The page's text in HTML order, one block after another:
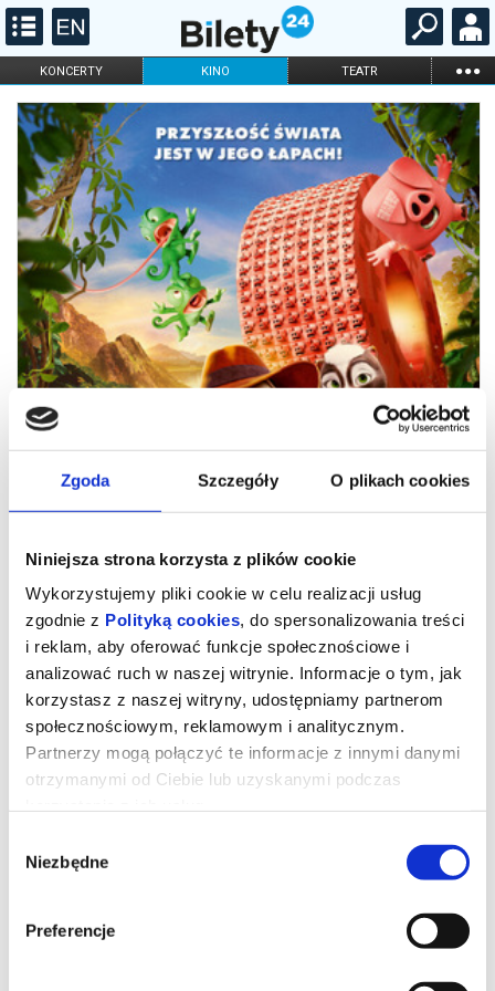
Zgoda Szczegóły O plikach cookies
Niniejsza strona korzysta z plików cookie
Wykorzystujemy pliki cookie w celu realizacji usług
zgodnie z Polityką cookies, do spersonalizowania treści
i reklam, aby oferować funkcje społecznościowe i
analizować ruch w naszej witrynie. Informacje o tym, jak
korzystasz z naszej witryny, udostępniamy partnerom
społecznościowym, reklamowym i analitycznym.
Partnerzy mogą połączyć te informacje z innymi danymi
otrzymanymi od Ciebie lub uzyskanymi podczas
zgody
Niezbędne
Preferencje
KONCERTY KINO TEATR ...
FILHARMONIA OPERA I BALET
STAND-UP
DLA DZIECI
ONLINE KARNETY
Kurozając i świątynia Świstaka
Gdy wyjątkowy pół kurczak, pół zając odkrywa, że nie jest sam i
ma siostrę, a cały gatunek kurozająców potrzebuje ratunku,
wyrusza w ryzykowną podróż do legendarnej Świątyni Świstaka.
niebezpieczna droga, przeciwnicy gotowi na wszystko i decyzja,